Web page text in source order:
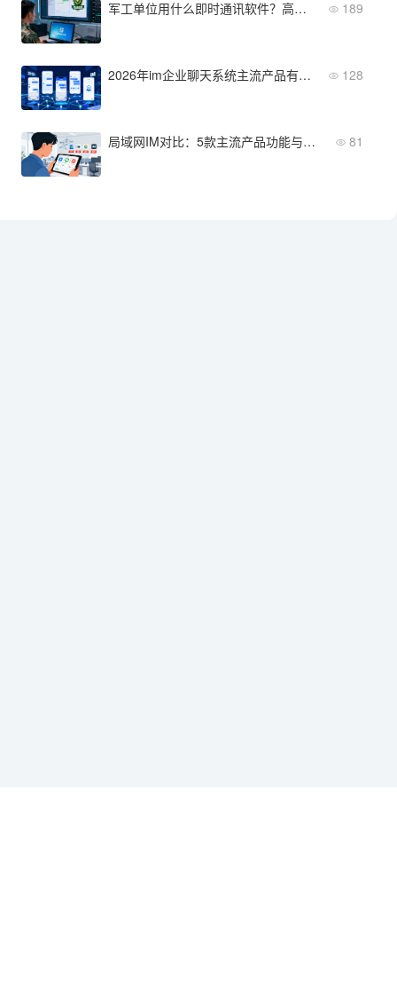
军工单位用什么即时通讯软件？高安全、物理隔离、信创适配 189
2026年im企业聊天系统主流产品有哪些？这5款值得企业关注 128
局域网IM对比：5款主流产品功能与价格横评 81